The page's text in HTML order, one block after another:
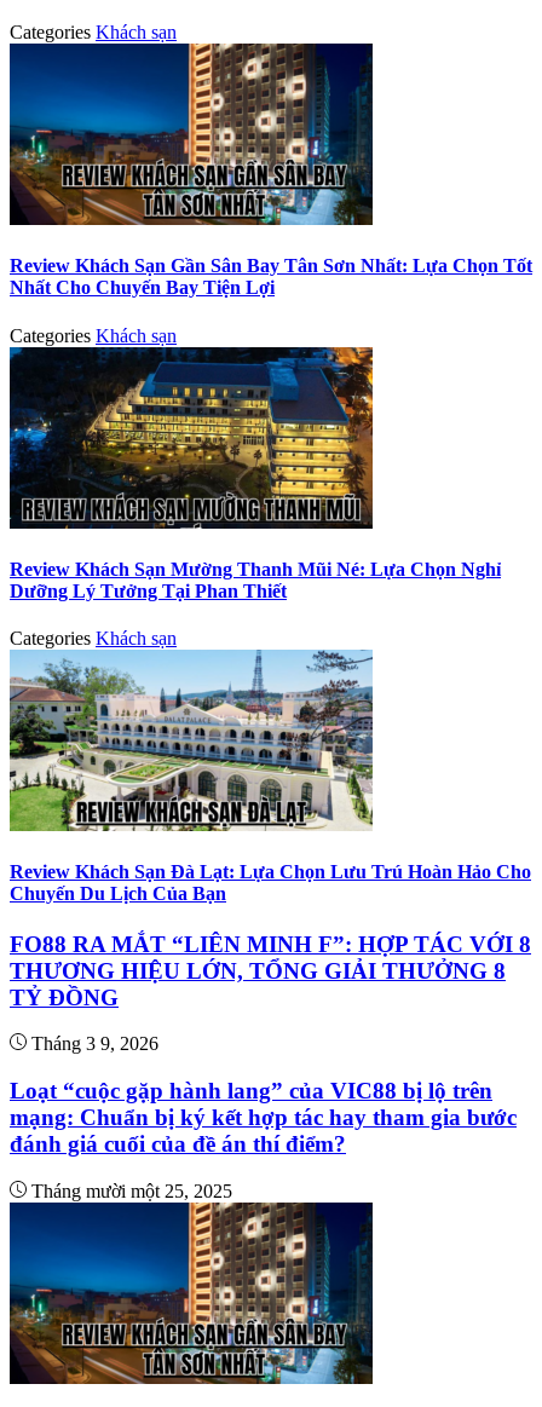
Categories Khách sạn
Review Khách Sạn Gần Sân Bay Tân Sơn Nhất: Lựa Chọn Tốt
Nhất Cho Chuyến Bay Tiện Lợi
Categories Khách sạn
Review Khách Sạn Mường Thanh Mũi Né: Lựa Chọn Nghỉ
Dưỡng Lý Tưởng Tại Phan Thiết
Categories Khách sạn
Review Khách Sạn Đà Lạt: Lựa Chọn Lưu Trú Hoàn Hảo Cho
Chuyến Du Lịch Của Bạn
FO88 RA MẮT “LIÊN MINH F”: HỢP TÁC VỚI 8
THƯƠNG HIỆU LỚN, TỔNG GIẢI THƯỞNG 8
TỶ ĐỒNG
Tháng 3 9, 2026
Loạt “cuộc gặp hành lang” của VIC88 bị lộ trên
mạng: Chuẩn bị ký kết hợp tác hay tham gia bước
đánh giá cuối của đề án thí điểm?
Tháng mười một 25, 2025